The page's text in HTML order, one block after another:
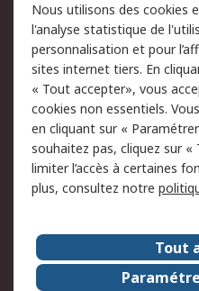
Retours
Track & trace
Legal
Politique de cookies
Politique de protection
des données - Mise à
jour
A propos de RS
Le groupe RS Group
Nous utilisons des cookies
l'analyse statistique de
personnalisation et pour
sites internet tiers. En
« Tout accepter», vous
cookies non essentiels.
en cliquant sur «
souhaitez pas, cliquez sur
limiter l’accès à certaines
plus, consultez notre
Tout